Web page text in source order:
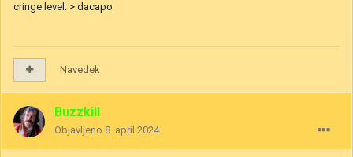
cringe level: > dacapo
Navedek
Buzzkill
Objavljeno 8. april 2024